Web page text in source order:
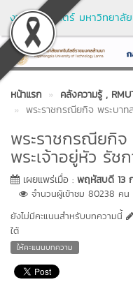
งานยุทธศาสตร์ มหาวิทยาลั
หน้าแรก คลังความรู้ ,
พระราชกรณียกิจ พระบาท
พระราชกรณียกิจ
พระเจ้าอยู่หัว รัช
เผยแพร่เมื่อ : พฤหัสบดี 13
จำนวนผู้เข้าชม 80238 คน
ยังไม่มีคะแนนสำหรับบทความนี้
ใต้
ให้คะแนนบทความ